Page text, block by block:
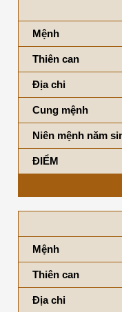
Mệnh
Thiên can
Địa chi
Cung mệnh
Niên mệnh năm
ĐIỂM
Mệnh
Thiên can
Địa chi